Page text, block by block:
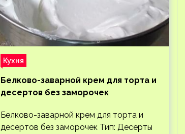
Кухня
Белково-заварной крем для торта и
десертов без заморочек
Белково-заварной крем для торта и
десертов без заморочек Тип: Десерты